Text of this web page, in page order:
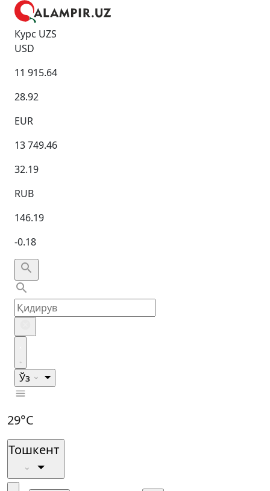
Курс UZS
USD
11 915.64
28.92
EUR
13 749.46
32.19
RUB
146.19
-0.18
Ўз
29°C
Тошкент